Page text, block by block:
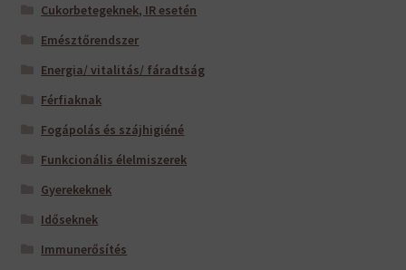
Cukorbetegeknek, IR esetén
Emésztőrendszer
Energia/ vitalitás/ fáradtság
Férfiaknak
Fogápolás és szájhigiéné
Funkcionális élelmiszerek
Gyerekeknek
Időseknek
Immunerősítés